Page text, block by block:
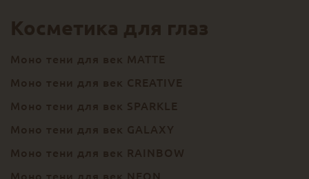
Косметика для глаз
Моно тени для век MATTE
Моно тени для век CREATIVE
Моно тени для век SPARKLE
Моно тени для век GALAXY
Моно тени для век RAINBOW
Моно тени для век NEON